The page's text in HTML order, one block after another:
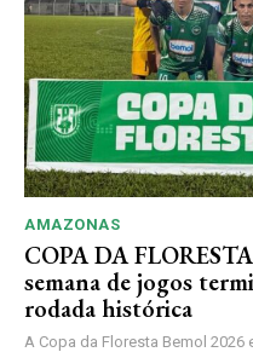
AMAZONAS
COPA DA
semana de jogos
rodada histórica
A Copa da Floresta Bemol